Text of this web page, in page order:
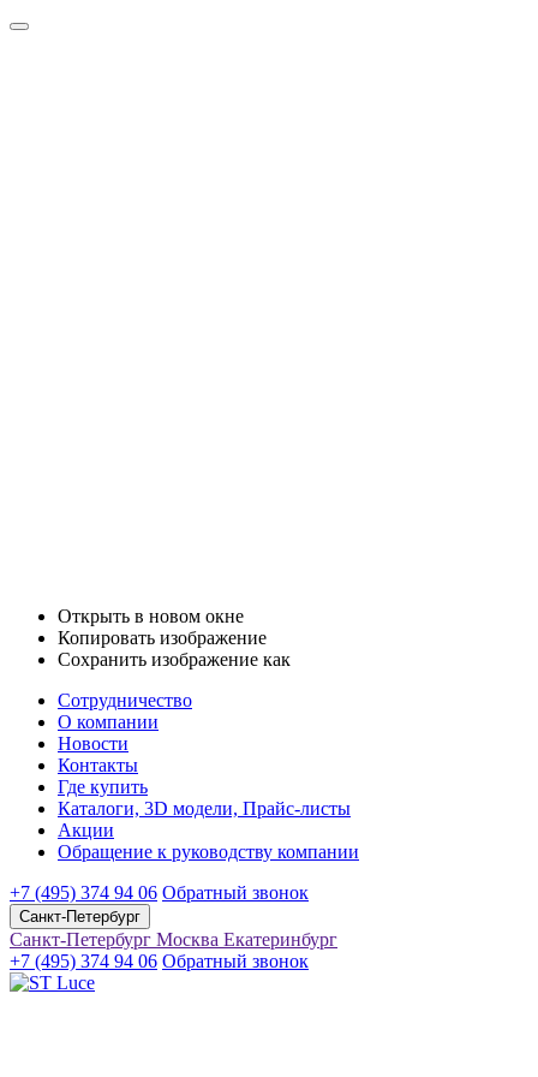
Открыть в новом окне
Копировать изображение
Сохранить изображение как
Сотрудничество
О компании
Новости
Контакты
Где купить
Каталоги, 3D модели, Прайс-листы
Акции
Обращение к руководству компании
+7 (495) 374 94 06 Обратный звонок
Санкт-Петербург
Санкт-Петербург Москва Екатеринбург
+7 (495) 374 94 06 Обратный звонок